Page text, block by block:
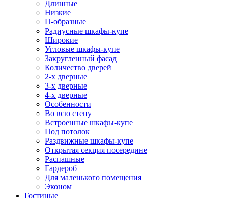
Длинные
Низкие
П-образные
Радиусные шкафы-купе
Широкие
Угловые шкафы-купе
Закругленный фасад
Количество дверей
2-х дверные
3-х дверные
4-х дверные
Особенности
Во всю стену
Встроенные шкафы-купе
Под потолок
Раздвижные шкафы-купе
Открытая секция посередине
Распашные
Гардероб
Для маленького помещения
Эконом
Гостиные